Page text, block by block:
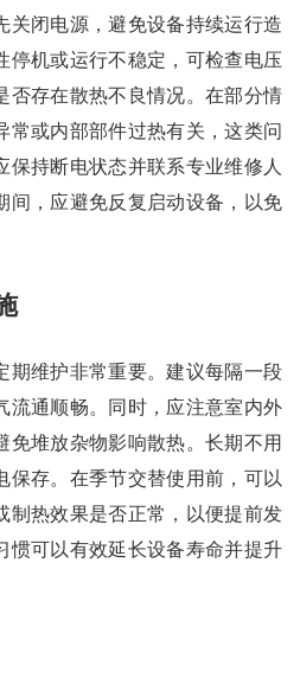
关闭电源，避免设备持续运行造
停机或运行不稳定，可检查电压
否存在散热不良情况。在部分情
常或内部部件过热有关，这类问
保持断电状态并联系专业维修人
间，应避免反复启动设备，以免
期维护非常重要。建议每隔一段
流通顺畅。同时，应注意室内外
免堆放杂物影响散热。长期不用
保存。在季节交替使用前，可以
制热效果是否正常，以便提前发
惯可以有效延长设备寿命并提升